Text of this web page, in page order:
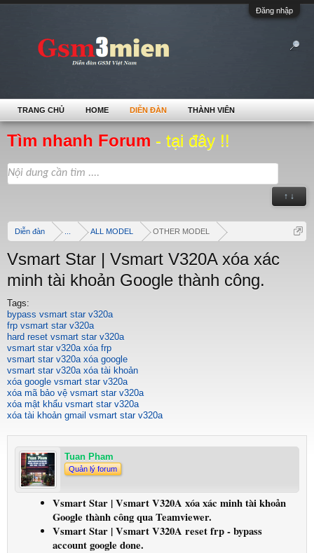
Đăng nhập
Tìm nhanh Forum - tại đây !!
↑ ↓
Diễn đàn ALL MODEL OTHER MODEL
Vsmart Star | Vsmart V320A xóa xác
minh tài khoản Google thành công.
Tags:
bypass vsmart star v320a
frp vsmart star v320a
hard reset vsmart star v320a
vsmart star v320a xóa frp
vsmart star v320a xóa google
vsmart star v320a xóa tài khoản
xóa google vsmart star v320a
xóa mã bảo vệ vsmart star v320a
xóa mật khẩu vsmart star v320a
xóa tài khoản gmail vsmart star v320a
Tuan Pham
Quản lý forum
Vsmart Star | Vsmart V320A xóa xác minh tài khoản
Google thành công qua Teamviewer.
Vsmart Star | Vsmart V320A reset frp - bypass
account google done.
TRANG CHỦ HOME DIỄN ĐÀN THÀNH VIÊN